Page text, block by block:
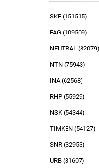
SKF (151515)
FAG (109509)
NEUTRAL (82079)
NTN (75943)
INA (62568)
RHP (55929)
NSK (54344)
TIMKEN (54127)
SNR (32953)
URB (31607)